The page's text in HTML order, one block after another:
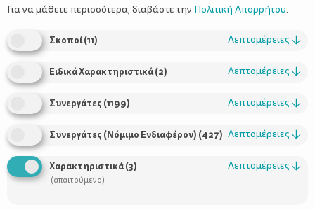
Από τη στιγμή που αποκτάς παιδιά, οι προτεραιότητές σου και
κατά συνέπεια τα κριτήρια με τα οποία και επιλέγεις τους
ταξιδιωτικούς σου προορισμούς αλλάζουν. Και αν κάθε
οικογένεια διαφέρει, υπάρχουν κάποιες σταθερές που
περιστρέφονται γύρω από τη διασκέδαση των παιδιών, την
άνεση τη δική τους και τη δική μας και φυσικά την ασφάλειά
τους. Εμείς από τότε που αποκτήσαμε παιδιά, φροντίζουμε να
μην εγκαταλείψουμε αγαπημένους προορισμούς όπως οι
Κυκλάδες, αλλά πάντα αναζητούμε νέα μέρη ή, γιατί όχι, νέους
τρόπους για να απολαμβάνουμε το καλοκαίρι μας. Σας
Για να μάθετε περισσότερα, διαβάστε την Πολιτική Απορρήτου.
Σκοποί(11) Λεπτομέρειες ↓
Ειδικά Χαρακτηριστικά(2) Λεπτομέρειες ↓
Συνεργάτες (1199) Λεπτομέρειες ↓
Συνεργάτες (Νόμιμο Ενδιαφέρον) (427) Λεπτομέρειες ↓
Χαρακτηριστικά(3)
(απαιτούμενο)
Λεπτομέρειες ↓